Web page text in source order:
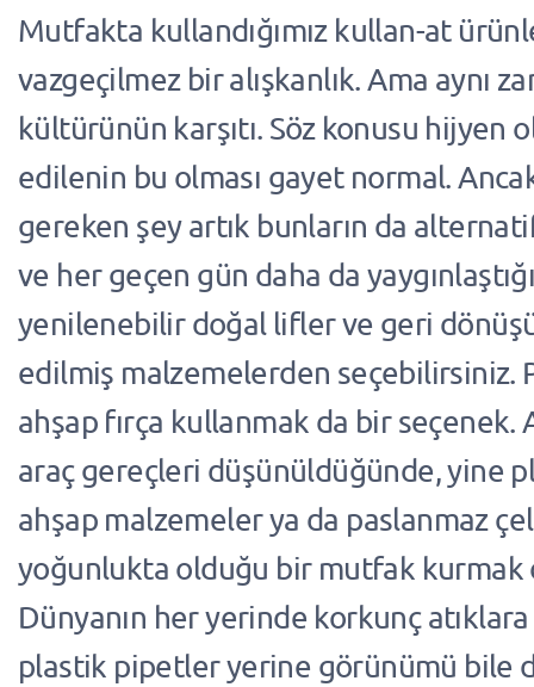
Mutfakta kullandığımız kullan-at
vazgeçilmez bir alışkanlık. Ama aynı
kültürünün karşıtı. Söz konusu hijyen
edilenin bu olması gayet normal.
gereken şey artık bunların da
ve her geçen gün daha da
yenilenebilir doğal lifler ve geri
edilmiş malzemelerden seçebilirsiniz.
ahşap fırça kullanmak da bir seçenek.
araç gereçleri düşünüldüğünde, yine
ahşap malzemeler ya da paslanmaz
yoğunlukta olduğu bir mutfak kurmak
Dünyanın her yerinde korkunç
plastik pipetler yerine görünümü bile